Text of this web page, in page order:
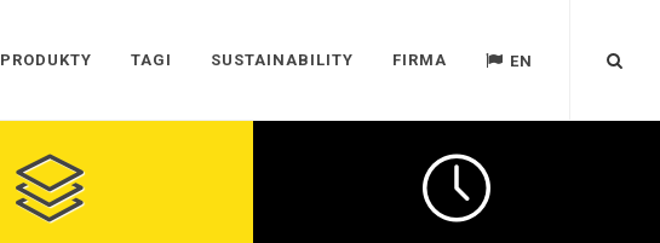
PRODUKTY TAGI SUSTAINABILITY FIRMA EN